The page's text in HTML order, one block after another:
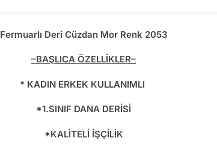
Fermuarlı Deri Cüzdan Mor Renk 2053
–BAŞLICA ÖZELLİKLER–
* KADIN ERKEK KULLANIMLI
*1.SINIF DANA DERİSİ
*KALİTELİ İŞÇİLİK